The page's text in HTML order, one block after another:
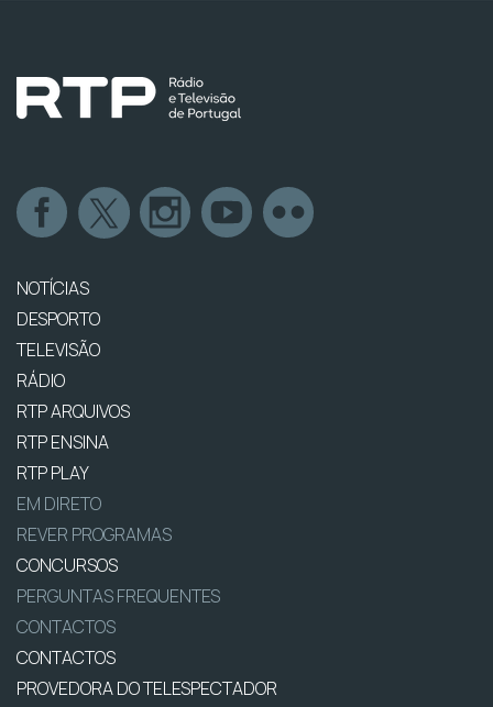
NOTÍCIAS
DESPORTO
TELEVISÃO
RÁDIO
RTP ARQUIVOS
RTP ENSINA
RTP PLAY
EM DIRETO
REVER PROGRAMAS
CONCURSOS
PERGUNTAS FREQUENTES
CONTACTOS
CONTACTOS
PROVEDORA DO TELESPECTADOR